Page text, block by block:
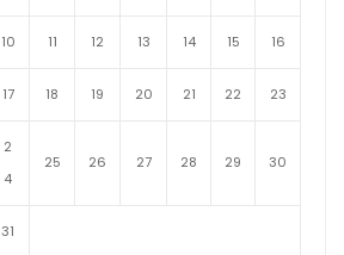
10 11 12 13 14 15 16
17 18 19 20 21 22 23
2
4
25 26 27 28 29 30
31